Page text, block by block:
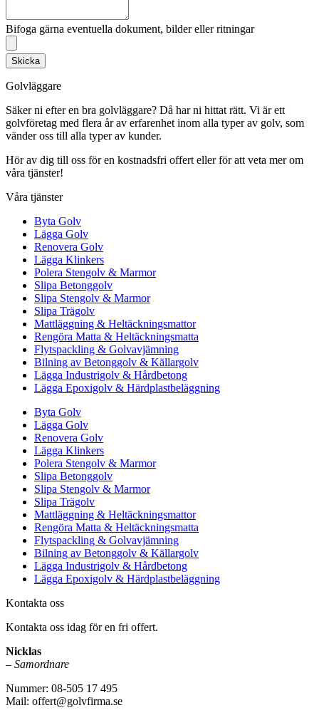
Bifoga gärna eventuella dokument, bilder eller ritningar
Skicka
Golvläggare
Säker ni efter en bra golvläggare? Då har ni hittat rätt. Vi är ett
golvföretag med flera år av erfarenhet inom alla typer av golv, som
vänder oss till alla typer av kunder.
Hör av dig till oss för en kostnadsfri offert eller för att veta mer om
våra tjänster!
Våra tjänster
Byta Golv
Lägga Golv
Renovera Golv
Lägga Klinkers
Polera Stengolv & Marmor
Slipa Betonggolv
Slipa Stengolv & Marmor
Slipa Trägolv
Mattläggning & Heltäckningsmattor
Rengöra Matta & Heltäckningsmatta
Flytspackling & Golvavjämning
Bilning av Betonggolv & Källargolv
Lägga Industrigolv & Hårdbetong
Lägga Epoxigolv & Härdplastbeläggning
Byta Golv
Lägga Golv
Renovera Golv
Lägga Klinkers
Polera Stengolv & Marmor
Slipa Betonggolv
Slipa Stengolv & Marmor
Slipa Trägolv
Mattläggning & Heltäckningsmattor
Rengöra Matta & Heltäckningsmatta
Flytspackling & Golvavjämning
Bilning av Betonggolv & Källargolv
Lägga Industrigolv & Hårdbetong
Lägga Epoxigolv & Härdplastbeläggning
Kontakta oss
Kontakta oss idag för en fri offert.
Nicklas
– Samordnare
Nummer: 08-505 17 495
Mail: offert@golvfirma.se